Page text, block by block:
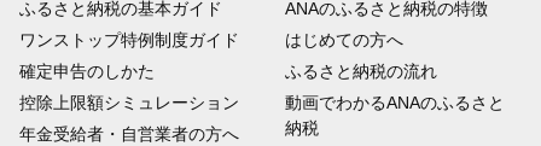
ふるさと納税の基本ガイド
ワンストップ特例制度ガイド
確定申告のしかた
控除上限額シミュレーション
年金受給者・自営業者の方へ
ANAのふるさと納税の特徴
はじめての方へ
ふるさと納税の流れ
動画でわかるANAのふるさと
納税